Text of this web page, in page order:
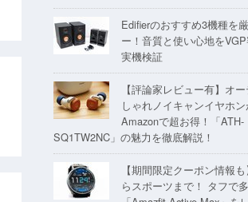
Edifierのおすすめ3機種を
ー！音質と使い心地を
実機検証
【評論家レビュー有】オ
しゃれノイキャンイヤホ
Amazonで超お得！「ATH-
SQ1TW2NC」の魅力を徹底解説！
【期間限定クーポン情報
らスポーツまで！ タフで